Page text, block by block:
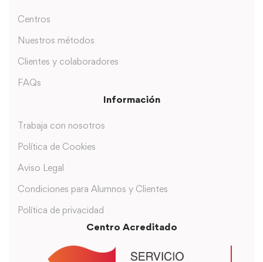
Centros
Nuestros métodos
Clientes y colaboradores
FAQs
Información
Trabaja con nosotros
Política de Cookies
Aviso Legal
Condiciones para Alumnos y Clientes
Política de privacidad
Centro Acreditado